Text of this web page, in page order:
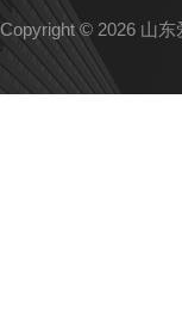
Copyright © 2026 山